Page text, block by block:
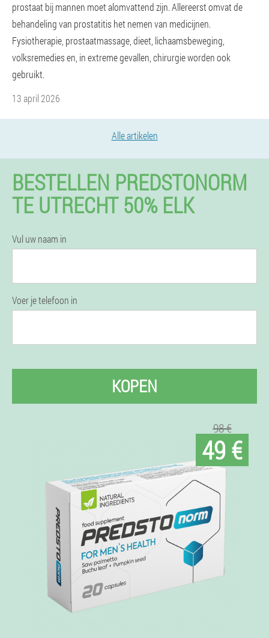
prostaat bij mannen moet alomvattend zijn. Allereerst omvat de
behandeling van prostatitis het nemen van medicijnen.
Fysiotherapie, prostaatmassage, dieet, lichaamsbeweging,
volksremedies en, in extreme gevallen, chirurgie worden ook
gebruikt.
13 april 2026
Alle artikelen
BESTELLEN PREDSTONORM
TE UTRECHT 50% ELK
Vul uw naam in
Voer je telefoon in
KOPEN
98 €
49 €